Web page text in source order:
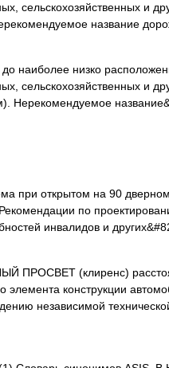
сельскохозяйственных и
название
наиболее низко
сельскохозяйственных и
Нерекомендуемое
при открытом на 90
по
инвалидов и
ПРОСВЕТ (клиренс)
элемента конструкции
независимой